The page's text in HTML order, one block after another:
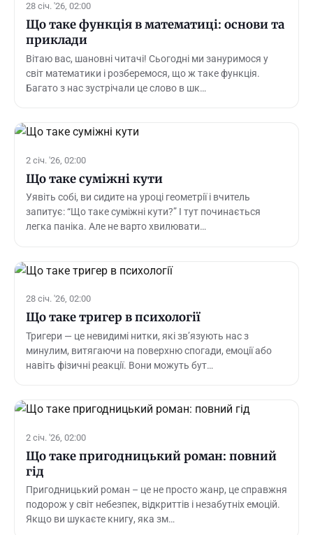
28 січ. '26, 02:00
Що таке функція в математиці: основи та
приклади
Вітаю вас, шановні читачі! Сьогодні ми зануримося у
світ математики і розберемося, що ж таке функція.
Багато з нас зустрічали це слово в шк…
2 січ. '26, 02:00
Що таке суміжні кути
Уявіть собі, ви сидите на уроці геометрії і вчитель
запитує: “Що таке суміжні кути?” І тут починається
легка паніка. Але не варто хвилювати…
28 січ. '26, 02:00
Що таке тригер в психології
Тригери — це невидимі нитки, які зв’язують нас з
минулим, витягаючи на поверхню спогади, емоції або
навіть фізичні реакції. Вони можуть бут…
2 січ. '26, 02:00
Що таке пригодницький роман: повний
гід
Пригодницький роман – це не просто жанр, це справжня
подорож у світ небезпек, відкриттів і незабутніх емоцій.
Якщо ви шукаєте книгу, яка зм…